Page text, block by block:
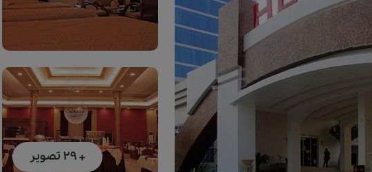
+ 29
تصویر